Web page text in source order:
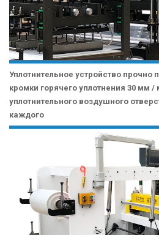
Уплотнительное устройство прочно
кромки горячего уплотнения 30 мм /
уплотнительного воздушного
каждого